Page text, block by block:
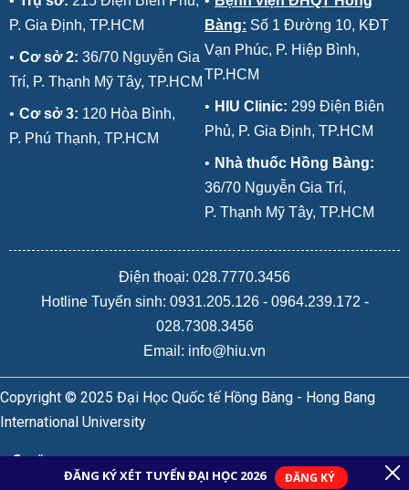
P. Gia Định, TP.HCM
• Cơ sở 2: 36/70 Nguyễn Gia
Trí, P. Thạnh Mỹ Tây, TP.HCM
• Cơ sở 3: 120 Hòa Bình,
P. Phú Thạnh, TP.HCM
Bàng: Số 1 Đường 10, KĐT
Vạn Phúc, P. Hiệp Bình,
TP.HCM
• HIU Clinic: 299 Điện Biên
Phủ, P. Gia Định, TP.HCM
• Nhà thuốc Hồng Bàng:
36/70 Nguyễn Gia Trí,
P. Thạnh Mỹ Tây, TP.HCM
Điện thoại: 028.7770.3456
Hotline Tuyển sinh: 0931.205.126- 0964.239.172 -
028.7308.3456
Email: info@hiu.vn
Copyright © 2025 Đại Học Quốc tế Hồng Bàng - Hong Bang
International University